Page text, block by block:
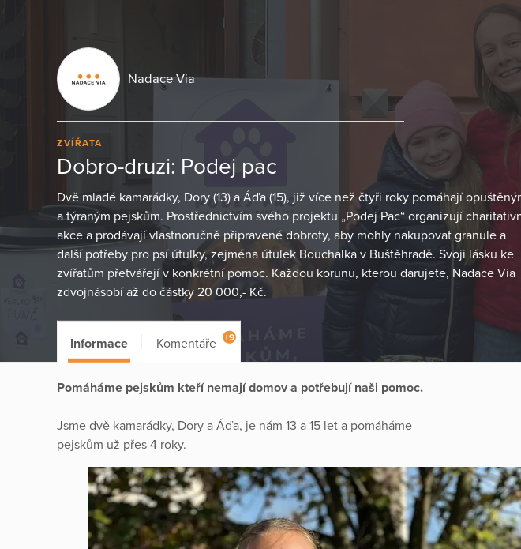
Nadace Via
ZVÍŘATA
Dobro-druzi: Podej pac
Dvě mladé kamarádky, Dory (13) a Áďa (15), již více než čtyři roky pomáhají
a týraným pejskům. Prostřednictvím svého projektu „Podej Pac“ organizují
akce a prodávají vlastnoručně připravené dobroty, aby mohly nakupovat granule a
další potřeby pro psí útulky, zejména útulek Bouchalka v Buštěhradě. Svoji lásku ke
zvířatům přetvářejí v konkrétní pomoc. Každou korunu, kterou darujete, Nadace Via
zdvojnásobí až do částky 20 000,- Kč.
Informace Komentáře +9
Pomáháme pejskům kteří nemají domov a potřebují naši pomoc.
Jsme dvě kamarádky, Dory a Áďa, je nám 13 a 15 let a pomáháme
pejskům už přes 4 roky.